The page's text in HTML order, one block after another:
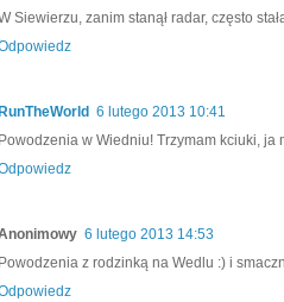
Siewierzu, zanim stanął radar, często
RunTheWorld 6 lutego 2013 10:41
Powodzenia w Wiedniu! Trzymam kciuki,
6 lutego 2013 14:53
Powodzenia z rodzinką na Wedlu :) i